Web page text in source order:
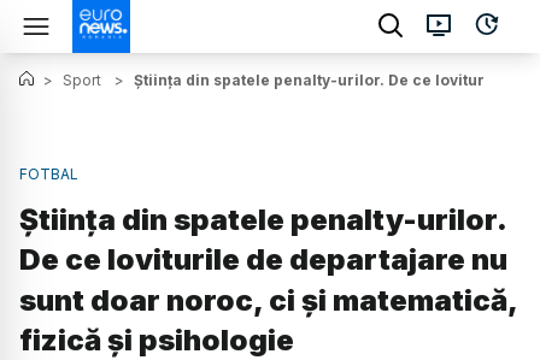
> Sport > Știința din spatele penalty-urilor. De ce loviturile de
FOTBAL
Știința din spatele penalty-urilor.
De ce loviturile de departajare nu
sunt doar noroc, ci și matematică,
fizică și psihologie